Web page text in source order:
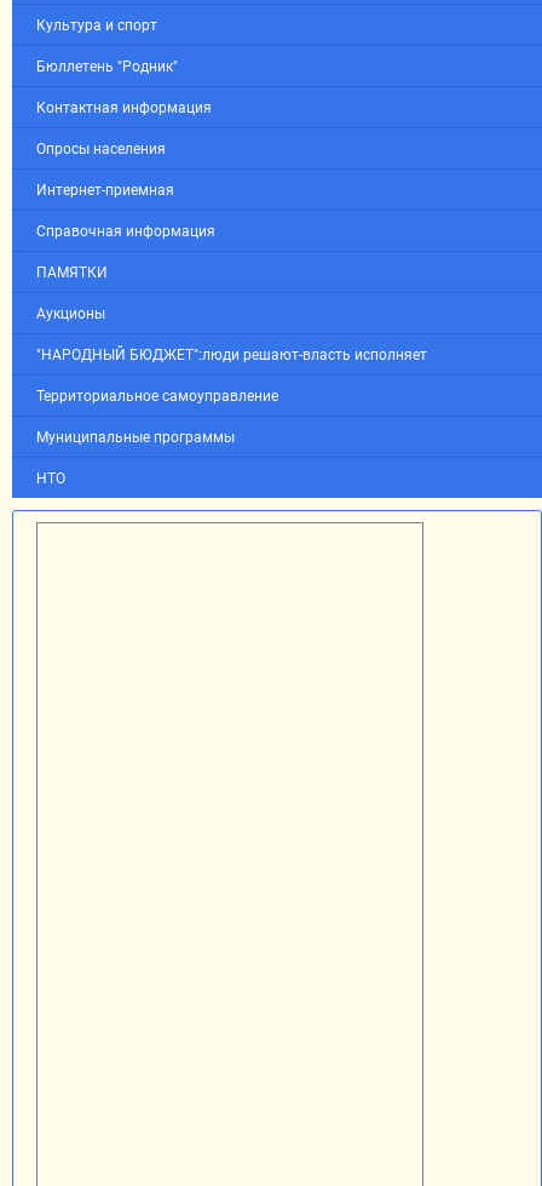
Культура и спорт
Бюллетень "Родник"
Контактная информация
Опросы населения
Интернет-приемная
Справочная информация
ПАМЯТКИ
Аукционы
"НАРОДНЫЙ БЮДЖЕТ":люди решают-власть исполняет
Территориальное самоуправление
Муниципальные программы
НТО